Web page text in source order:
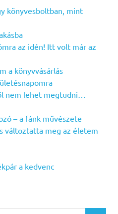
könyvesboltban, mint
az idén! Itt volt már az
a könyvvásárlás
nem lehet megtudni…
– a fánk művészete
változtatta meg az életem
a kedvenc